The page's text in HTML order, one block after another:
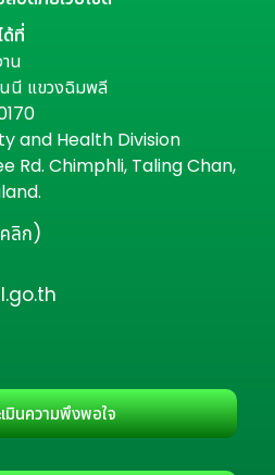
ที่
น
นี แขวงฉิมพลี
and Health Division
Rd. Chimphli, Taling Chan,
ลิก)
มินความพึงพอใจ